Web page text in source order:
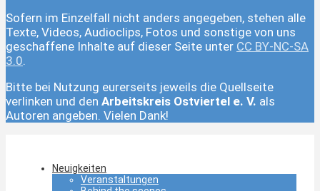
Sofern im Einzelfall nicht anders angegeben, stehen alle
Texte, Videos, Audioclips, Fotos und sonstige von uns
geschaffene Inhalte auf dieser Seite unter CC BY-NC-SA
3.0.
Bitte bei Nutzung eurerseits jeweils die Quellseite
verlinken und den Arbeitskreis Ostviertel e. V. als
Autoren angeben. Vielen Dank!
Neuigkeiten
Veranstaltungen